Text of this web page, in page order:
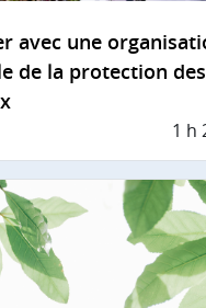
avec une
de la protection des
1 h